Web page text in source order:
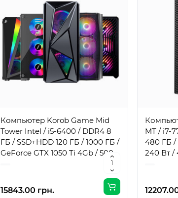
Компьютер Korob Game Mid
Tower Intel / i5-6400 / DDR4 8
ГБ / SSD+HDD 120 ГБ / 1000 ГБ /
GeForce GTX 1050 Ti 4Gb / 500
15843.00 грн.
MT / i7-
480 ГБ /
240 Вт /